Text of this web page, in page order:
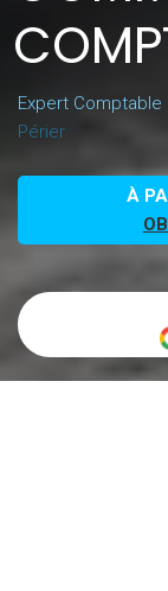
Expert Comptable
Périer
À